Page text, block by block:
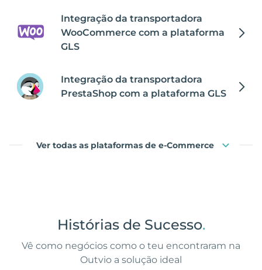
Integração da transportadora
WooCommerce com a plataforma
GLS
Integração da transportadora
PrestaShop com a plataforma GLS
Ver todas as plataformas de e-Commerce
Histórias de Sucesso.
Vê como negócios como o teu encontraram na
Outvio a solução ideal